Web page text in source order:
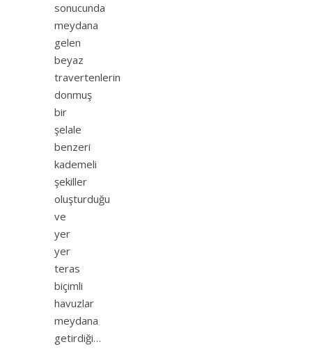
sonucunda
meydana
gelen
beyaz
travertenlerin
donmuş
bir
şelale
benzeri
kademeli
şekiller
oluşturduğu
ve
yer
yer
teras
biçimli
havuzlar
meydana
getirdiği…